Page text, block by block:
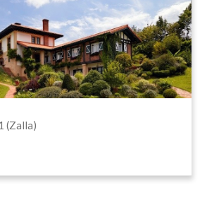
(Zalla)